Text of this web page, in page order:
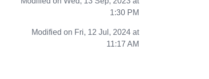
1:30 PM
Modified on Fri, 12 Jul, 2024 at
11:17 AM